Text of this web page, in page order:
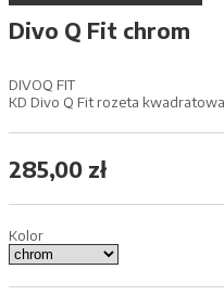
Divo Q Fit chrom
DIVOQ FIT
KD Divo Q Fit rozeta
285,00 zł
Kolor